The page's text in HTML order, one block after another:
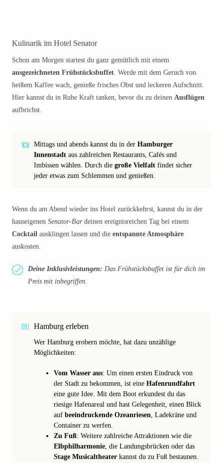
Kulinarik im Hotel Senator
Schon am Morgen startest du ganz gemütlich mit einem
ausgezeichneten Frühstücksbuffet. Werde mit dem Geruch von
heißem Kaffee wach, genieße frisches Obst und leckeren Aufschnitt.
Hier kannst du in Ruhe Kraft tanken, bevor du zu deinen Ausflügen
aufbrichst.
Mittags und abends kannst du in der Hamburger
Innenstadt aus zahlreichen Restaurants, Cafés und
Imbissen wählen. Durch die große Vielfalt findet sicher
jeder etwas zum Schlemmen und genießen.
Wenn du am Abend wieder ins Hotel zurückkehrst, kannst du in der
hauseigenen Senator-Bardeinen ereignisreichen Tag bei einem
Cocktail ausklingen lassen und die entspannte Atmosphäre
auskosten.
Deine Inklusivleistungen: Das Frühstücksbuffet ist für dich im
Preis mit inbegriffen.
Hamburg erleben
Wer Hamburg erobern möchte, hat dazu unzählige
Möglichkeiten:
Vom Wasser aus: Um einen ersten Eindruck von
der Stadt zu bekommen, ist eine Hafenrundfahrt
eine gute Idee. Mit dem Boot erkundest du das
riesige Hafenareal und hast Gelegenheit, einen Blick
auf beeindruckende Ozeanriesen, Ladekräne und
Container zu werfen.
Zu Fuß: Weitere zahlreiche Attraktionen wie die
Elbphilharmonie, die Landungsbrücken oder das
Stage Musicaltheater kannst du zu Fuß bestaunen.